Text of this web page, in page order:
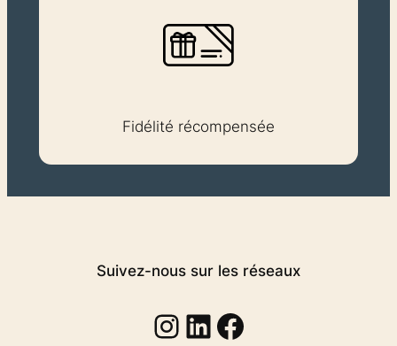
Fidélité récompensée
Suivez-nous sur les réseaux
Instagram
Linkedin
Facebook